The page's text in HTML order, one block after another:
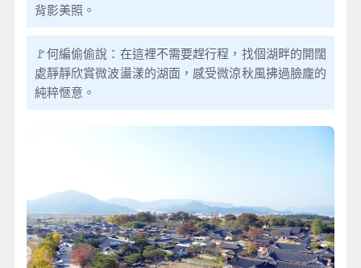
背影美照。
🚩何編偷偷說：在這裡不需要趕行程，找個湖畔的開闊
處靜靜欣賞微波盪漾的湖面，感受微涼秋風拂過臉龐的
純粹愜意。